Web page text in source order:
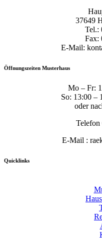
37649
Tel.:
Fax:
E-Mail:
Öffnungszeiten Musterhaus
Mo – Fr:
So: 13:00 –
oder
Telefon
E-Mail :
Quicklinks